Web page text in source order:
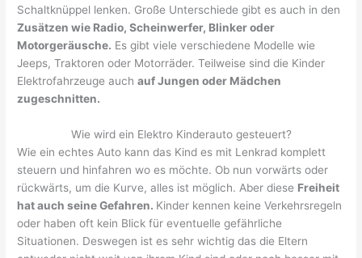
Schaltknüppel lenken. Große Unterschiede gibt es auch in den
Zusätzen wie Radio, Scheinwerfer, Blinker oder
Motorgeräusche. Es gibt viele verschiedene Modelle wie
Jeeps, Traktoren oder Motorräder. Teilweise sind die Kinder
Elektrofahrzeuge auchauf Jungen oder Mädchen
zugeschnitten.
Wie wird ein Elektro Kinderauto gesteuert?
Wie ein echtes Auto kann das Kind es mit Lenkrad komplett
steuern und hinfahren wo es möchte. Ob nun vorwärts oder
rückwärts, um die Kurve, alles ist möglich. Aber diese Freiheit
hat auch seine Gefahren. Kinder kennen keine Verkehrsregeln
oder haben oft kein Blick für eventuelle gefährliche
Situationen. Deswegen ist es sehr wichtig das die Eltern